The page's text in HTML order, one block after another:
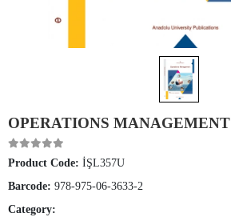
OPERATIONS MANAGEMENT
Product Code: İŞL357U
Barcode: 978-975-06-3633-2
Category: